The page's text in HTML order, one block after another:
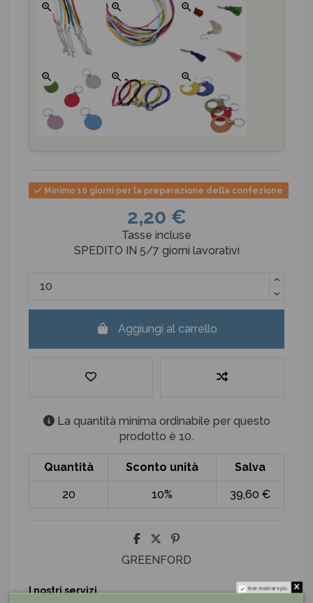
zoom_in zoom_in zoom_in
zoom_in zoom_in zoom_in
Minimo 10 giorni per la preparazione della confezione
2,20 €
Tasse incluse
SPEDITO IN 5/7 giorni lavorativi
Aggiungi al carrello
La quantità minima ordinabile per questo
prodotto è 10.
Quantità Sconto unità Salva
20 10% 39,60 €
GREENFORD
I nostri servizi Non mostrare più.